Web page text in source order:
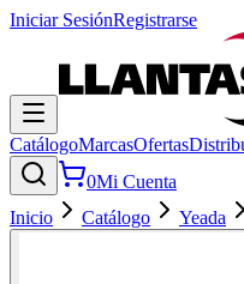
Iniciar SesiónRegistrarse
CatálogoMarcasOfertas
0Mi Cuenta
Inicio
Catálogo Yeada